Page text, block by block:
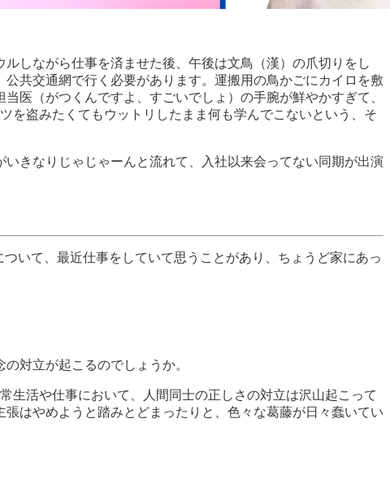
しながら仕事を済ませた後、午後は文鳥（漢）の爪切りをし
共交通網で行く必要があります。運搬用の鳥かごにカイロを敷
医（がつくんですよ、すごいでしょ）の手腕が鮮やかすぎて、
を盗みたくてもウットリしたまま何も学んでこないという、そ
きなりじゃじゃーんと流れて、入社以来会ってない同期が出演
いて、最近仕事をしていて思うことがあり、ちょうど家にあっ
対立が起こるのでしょうか。
生活や仕事において、人間同士の正しさの対立は沢山起こって
はやめようと踏みとどまったりと、色々な葛藤が日々蠢いてい